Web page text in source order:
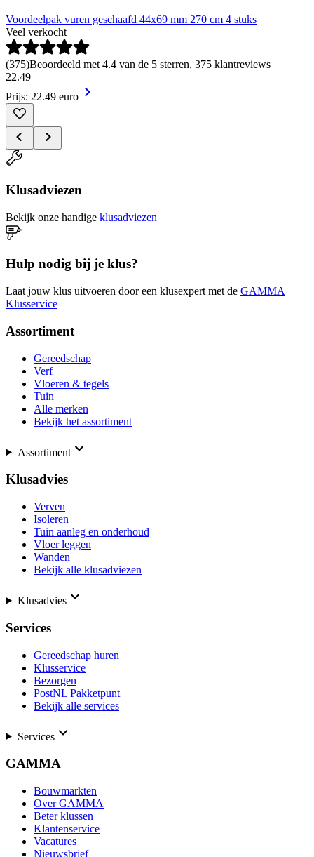
Voordeelpak vuren geschaafd 44x69 mm 270 cm 4 stuks
Veel verkocht
(375)Beoordeeld met 4.4 van de 5 sterren, 375 klantreviews
22.49
Prijs: 22.49 euro
Klusadviezen
Bekijk onze handige klusadviezen
Hulp nodig bij je klus?
Laat jouw klus uitvoeren door een klusexpert met de GAMMA
Klusservice
Assortiment
Gereedschap
Verf
Vloeren & tegels
Tuin
Alle merken
Bekijk het assortiment
Assortiment
Klusadvies
Verven
Isoleren
Tuin aanleg en onderhoud
Vloer leggen
Wanden
Bekijk alle klusadviezen
Klusadvies
Services
Gereedschap huren
Klusservice
Bezorgen
PostNL Pakketpunt
Bekijk alle services
Services
GAMMA
Bouwmarkten
Over GAMMA
Beter klussen
Klantenservice
Vacatures
Nieuwsbrief